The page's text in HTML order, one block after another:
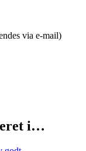
via e-mail)
i…